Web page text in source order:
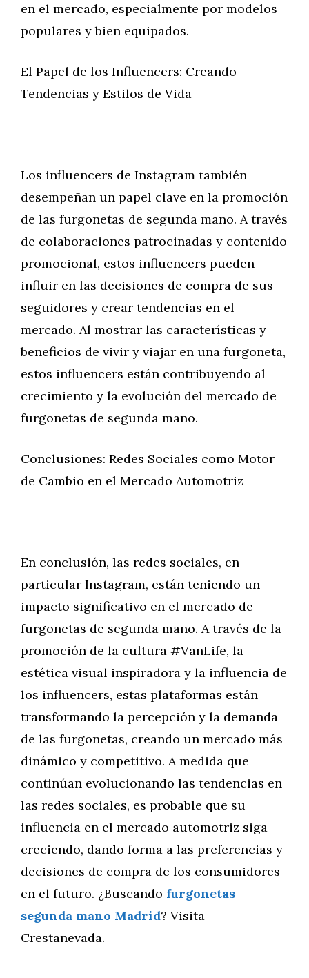
en el mercado, especialmente por modelos
populares y bien equipados.
El Papel de los Influencers: Creando
Tendencias y Estilos de Vida
Los influencers de Instagram también
desempeñan un papel clave en la promoción
de las furgonetas de segunda mano. A través
de colaboraciones patrocinadas y contenido
promocional, estos influencers pueden
influir en las decisiones de compra de sus
seguidores y crear tendencias en el
mercado. Al mostrar las características y
beneficios de vivir y viajar en una furgoneta,
estos influencers están contribuyendo al
crecimiento y la evolución del mercado de
furgonetas de segunda mano.
Conclusiones: Redes Sociales como Motor
de Cambio en el Mercado Automotriz
En conclusión, las redes sociales, en
particular Instagram, están teniendo un
impacto significativo en el mercado de
furgonetas de segunda mano. A través de la
promoción de la cultura #VanLife, la
estética visual inspiradora y la influencia de
los influencers, estas plataformas están
transformando la percepción y la demanda
de las furgonetas, creando un mercado más
dinámico y competitivo. A medida que
continúan evolucionando las tendencias en
las redes sociales, es probable que su
influencia en el mercado automotriz siga
creciendo, dando forma a las preferencias y
decisiones de compra de los consumidores
en el futuro. ¿Buscando furgonetas
segunda mano Madrid? Visita
Crestanevada.